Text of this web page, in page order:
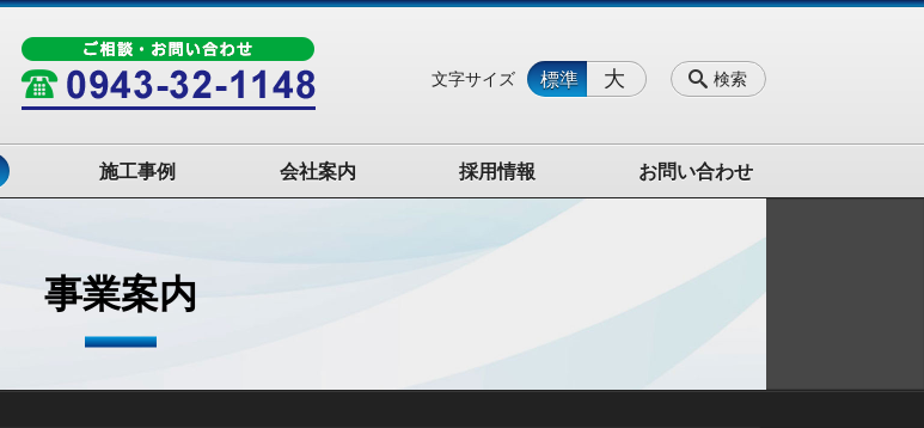
施工事例 会社案内 採用情報 お問い合わせ
検索
文字サイズ 標準 大
事業案内